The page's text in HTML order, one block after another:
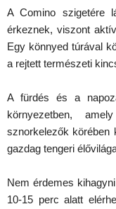
A Comino szigetére
érkeznek, viszont
Egy könnyed túrával
a rejtett természeti
A fürdés és a
környezetben,
sznorkelezők körében
gazdag tengeri
Nem érdemes
10-15 perc alatt